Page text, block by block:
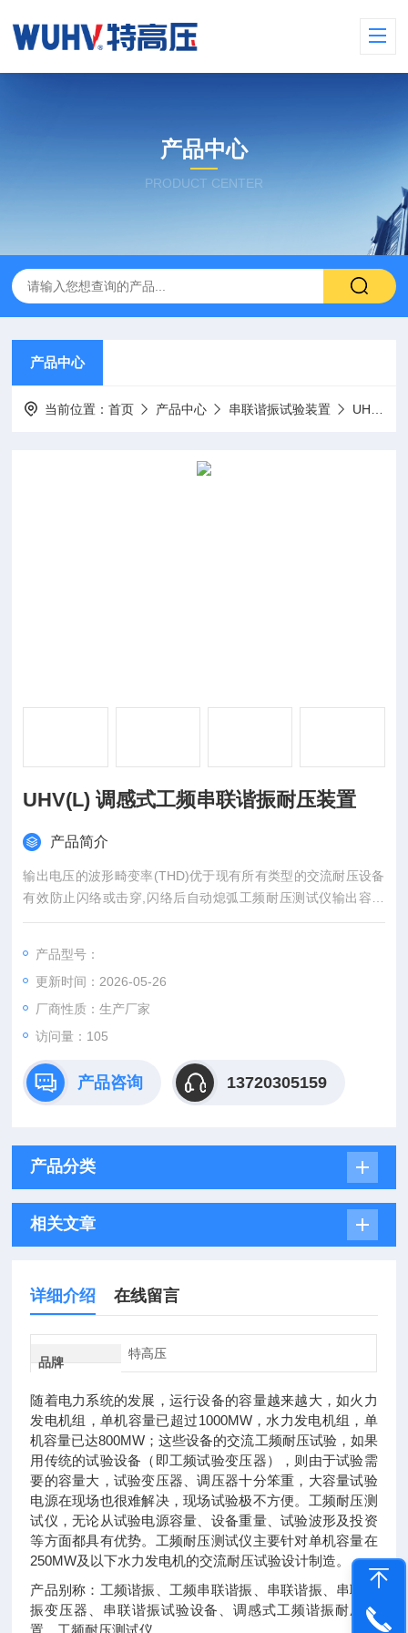
产品中心
PRODUCT CENTER
产品中心
当前位置：首页 产品中心 串联谐振试验装置 UHV(L) 调感工频串联谐振
UHV(L) 调感式工频串联谐振耐压装置
产品简介
输出电压的波形畸变率(THD)优于现有所有类型的交流耐压设备
有效防止闪络或击穿,闪络后自动熄弧工频耐压测试仪输出容量
大,所需电源容量小
产品型号：
更新时间：2026-05-26
厂商性质：生产厂家
访问量：105
产品咨询 13720305159
产品分类
相关文章
详细介绍 在线留言
品牌
特高压
随着电力系统的发展，运行设备的容量越来越大，如火力
发电机组，单机容量已超过1000MW，水力发电机组，单
机容量已达800MW；这些设备的交流工频耐压试验，如果
用传统的试验设备（即工频试验变压器），则由于试验需
要的容量大，试验变压器、调压器十分笨重，大容量试验
电源在现场也很难解决，现场试验极不方便。工频耐压测
试仪，无论从试验电源容量、设备重量、试验波形及投资
等方面都具有优势。工频耐压测试仪主要针对单机容量在
250MW及以下水力发电机的交流耐压试验设计制造。
产品别称：工频谐振、工频串联谐振、串联谐振、串联谐
振变压器、串联谐振试验设备、调感式工频谐振耐压装
置、工频耐压测试仪